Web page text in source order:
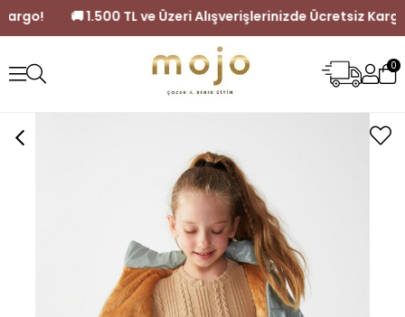
Kargo! 🚚 1.500 TL ve Üzeri Alışverişlerinizde
0